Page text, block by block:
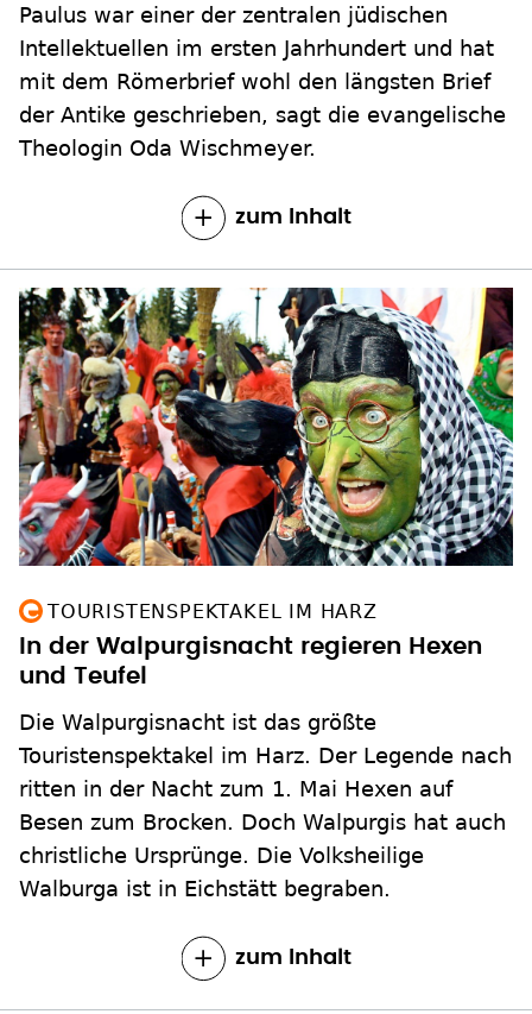
Paulus war einer der zentralen jüdischen
Intellektuellen im ersten Jahrhundert und hat
mit dem Römerbrief wohl den längsten Brief
der Antike geschrieben, sagt die evangelische
Theologin Oda Wischmeyer.
zum Inhalt
TOURISTENSPEKTAKEL IM HARZ
In der Walpurgisnacht regieren Hexen
und Teufel
Die Walpurgisnacht ist das größte
Touristenspektakel im Harz. Der Legende nach
ritten in der Nacht zum 1. Mai Hexen auf
Besen zum Brocken. Doch Walpurgis hat auch
christliche Ursprünge. Die Volksheilige
Walburga ist in Eichstätt begraben.
zum Inhalt